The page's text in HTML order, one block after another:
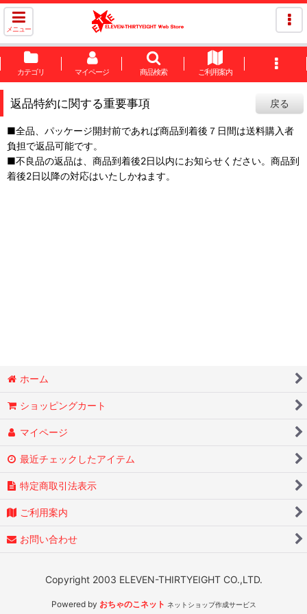
メニュー
カテゴリ マイページ 商品検索 ご利用案内
返品特約に関する重要事項 戻る
■全品、パッケージ開封前であれば商品到着後７日間は送料購入者
負担で返品可能です。
■不良品の返品は、商品到着後2日以内にお知らせください。商品到
着後2日以降の対応はいたしかねます。
ホーム
ショッピングカート
マイページ
最近チェックしたアイテム
特定商取引法表示
ご利用案内
お問い合わせ
Copyright 2003 ELEVEN-THIRTYEIGHT CO.,LTD.
Powered by おちゃのこネット ネットショップ作成サービス